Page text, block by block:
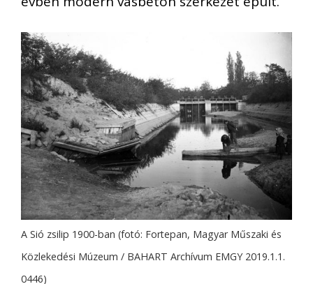
A Sió zsilip 1900-ban (fotó: Fortepan, Magyar Műszaki és
Közlekedési Múzeum / BAHART Archívum EMGY 2019.1.1.
0446)